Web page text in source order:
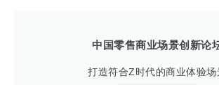
中国零售商业场景创新论
打造符合Z时代的商业体验场